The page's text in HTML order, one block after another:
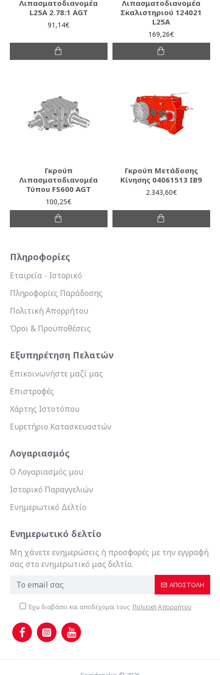
Λιπασματοδιανομέα
L25A 2.78:1 AGT
91,14€
Λιπασματοδιανομέα
Σκαλιστηριού 124021
L25A
169,26€
Γκρούπ
Λιπασματοδιανομέα
Τύπου FS600 AGT
100,25€
Γκρούπ Μετάδοσης
Κίνησης 04061513 IB9
2.343,60€
Πληροφορίες
Εταιρεία - Ιστορικό
Πληροφορίες Παράδοσης
Πολιτική Απορρήτου
Όροι & Προϋποθέσεις
Εξυπηρέτηση Πελατών
Επικοινωνήστε μαζί μας
Επιστροφές
Χάρτης Ιστοτόπου
Ευρετήριο Κατασκευαστών
Λογαριασμός
Ο Λογαριασμός μου
Ιστορικό Παραγγελιών
Ενημερωτικό Δελτίο
Ενημερωτικό δελτίο
Μη χάνετε ενημερώσεις ή προσφορές με την εγγραφή
σας στο ενημερωτικό μας δελτίο.
ΑΠΟΣΤΟΛΉ
Έχω διαβάσει και αποδέχομαι τους Πολιτική Απορρήτου